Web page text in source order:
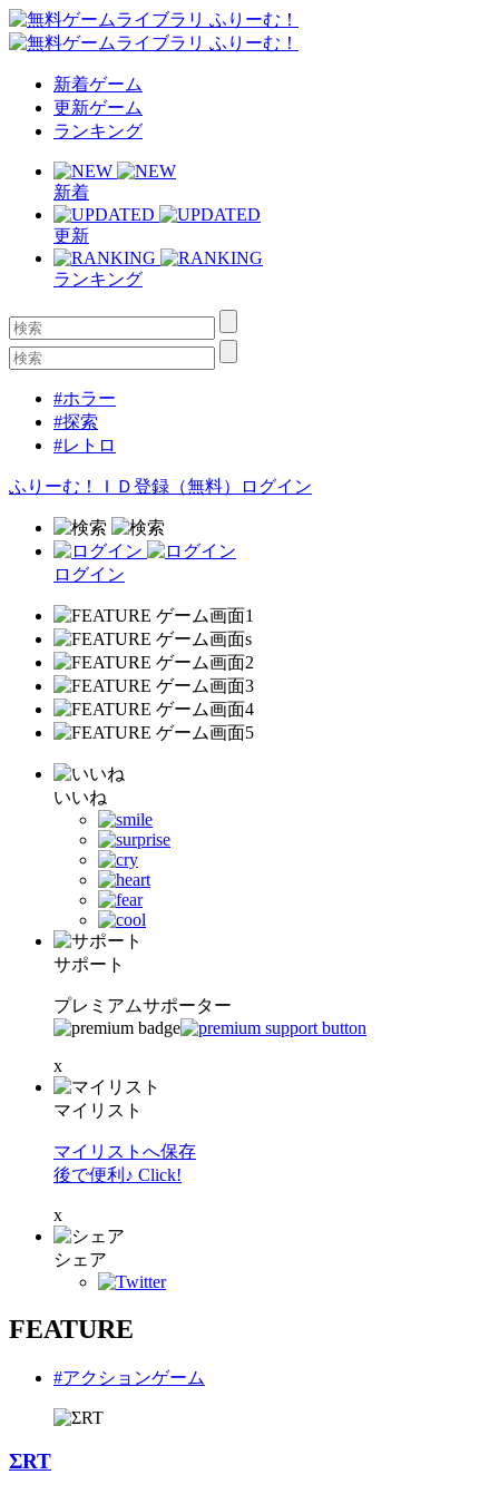
新着ゲーム
更新ゲーム
ランキング
新着
更新
ランキング
#ホラー
#探索
#レトロ
ふりーむ！ＩＤ登録（無料） ログイン
ログイン
いいね
サポート
プレミアムサポーター
x
マイリスト
マイリストへ保存
後で便利♪ Click!
x
シェア
FEATURE
#アクションゲーム
ΣRT